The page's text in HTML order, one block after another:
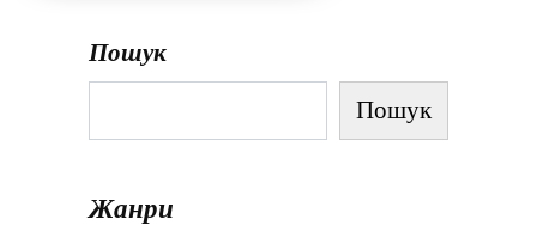
Пошук
Пошук
Жанри